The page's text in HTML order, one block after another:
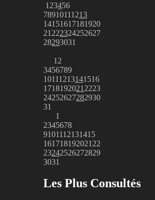
1 23456
78910111213
14151617181920
21 222324252627
28293031
1 2
3456789
10111213141516
1718192021 2223
24252627282930
31
1
2345678
9101112131415
161718192021 22
23242526272829
3031
Les Plus Consultés